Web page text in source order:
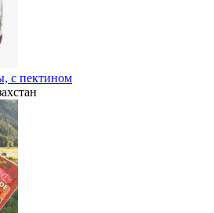
с пектином